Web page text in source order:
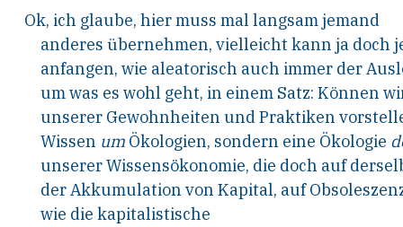
Ok, ich glaube, hier muss mal langsam jemand
anderes übernehmen, vielleicht kann ja doch
anfangen, wie aleatorisch auch immer der
um was es wohl geht, in einem Satz: Können
unserer Gewohnheiten und Praktiken
Wissen um Ökologien, sondern eine Ökologie
unserer Wissensökonomie, die doch auf
der Akkumulation von Kapital, auf Obsoles
wie die kapitalistische